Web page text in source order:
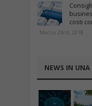
costi
Marzo 23rd, 2018
NEWS IN UNA